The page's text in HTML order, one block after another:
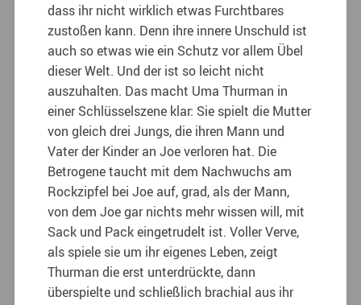
dass ihr nicht wirklich etwas Furchtbares
zustoßen kann. Denn ihre innere Unschuld ist
auch so etwas wie ein Schutz vor allem Übel
dieser Welt. Und der ist so leicht nicht
auszuhalten. Das macht Uma Thurman in
einer Schlüsselszene klar: Sie spielt die Mutter
von gleich drei Jungs, die ihren Mann und
Vater der Kinder an Joe verloren hat. Die
Betrogene taucht mit dem Nachwuchs am
Rockzipfel bei Joe auf, grad, als der Mann,
von dem Joe gar nichts mehr wissen will, mit
Sack und Pack eingetrudelt ist. Voller Verve,
als spiele sie um ihr eigenes Leben, zeigt
Thurman die erst unterdrückte, dann
überspielte und schließlich brachial aus ihr